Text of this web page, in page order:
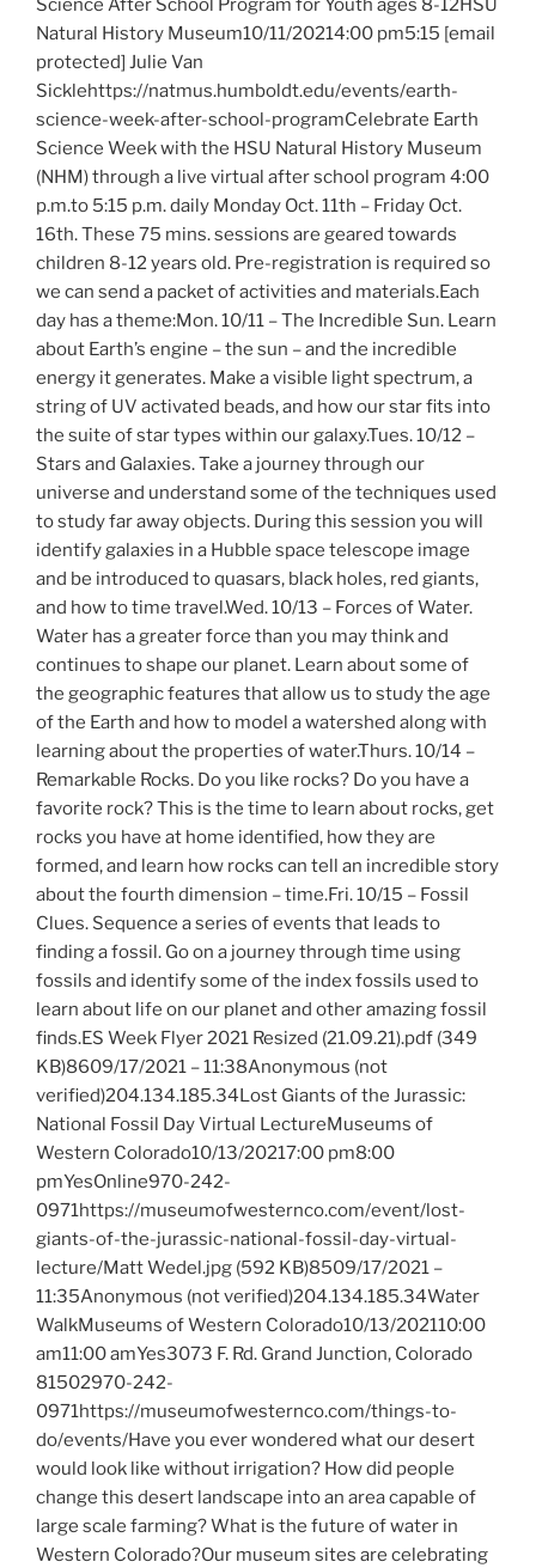
Science After School Program for Youth ages 8-12HSU
Natural History Museum10/11/20214:00 pm5:15 [email
protected] Julie Van
Sicklehttps://natmus.humboldt.edu/events/earth-
science-week-after-school-programCelebrate Earth
Science Week with the HSU Natural History Museum
(NHM) through a live virtual after school program 4:00
p.m.to 5:15 p.m. daily Monday Oct. 11th – Friday Oct.
16th. These 75 mins. sessions are geared towards
children 8-12 years old. Pre-registration is required so
we can send a packet of activities and materials.Each
day has a theme:Mon. 10/11 – The Incredible Sun. Learn
about Earth’s engine – the sun – and the incredible
energy it generates. Make a visible light spectrum, a
string of UV activated beads, and how our star fits into
the suite of star types within our galaxy.Tues. 10/12 –
Stars and Galaxies. Take a journey through our
universe and understand some of the techniques used
to study far away objects. During this session you will
identify galaxies in a Hubble space telescope image
and be introduced to quasars, black holes, red giants,
and how to time travel.Wed. 10/13 – Forces of Water.
Water has a greater force than you may think and
continues to shape our planet. Learn about some of
the geographic features that allow us to study the age
of the Earth and how to model a watershed along with
learning about the properties of water.Thurs. 10/14 –
Remarkable Rocks. Do you like rocks? Do you have a
favorite rock? This is the time to learn about rocks, get
rocks you have at home identified, how they are
formed, and learn how rocks can tell an incredible story
about the fourth dimension – time.Fri. 10/15 – Fossil
Clues. Sequence a series of events that leads to
finding a fossil. Go on a journey through time using
fossils and identify some of the index fossils used to
learn about life on our planet and other amazing fossil
finds.ES Week Flyer 2021 Resized (21.09.21).pdf (349
KB)8609/17/2021 – 11:38Anonymous (not
verified)204.134.185.34Lost Giants of the Jurassic:
National Fossil Day Virtual LectureMuseums of
Western Colorado10/13/20217:00 pm8:00
pmYesOnline970-242-
0971https://museumofwesternco.com/event/lost-
giants-of-the-jurassic-national-fossil-day-virtual-
lecture/Matt Wedel.jpg (592 KB)8509/17/2021 –
11:35Anonymous (not verified)204.134.185.34Water
WalkMuseums of Western Colorado10/13/202110:00
am11:00 amYes3073 F. Rd. Grand Junction, Colorado
81502970-242-
0971https://museumofwesternco.com/things-to-
do/events/Have you ever wondered what our desert
would look like without irrigation? How did people
change this desert landscape into an area capable of
large scale farming? What is the future of water in
Western Colorado?Our museum sites are celebrating